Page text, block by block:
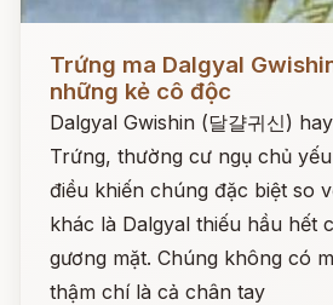
Trứng ma Dalgyal
những kẻ cô độc
Dalgyal Gwishin (달걀귀신)
Trứng, thường cư ngụ chủ
điều khiến chúng đặc biệt so
khác là Dalgyal thiếu hầu hết
gương mặt. Chúng không có
thậm chí là cả chân tay